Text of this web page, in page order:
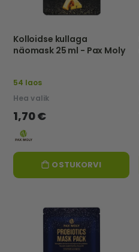
Kolloidse kullaga
näomask 25 ml - Pax Moly
54 laos
Hea valik
1,70 €
OSTUKORVI